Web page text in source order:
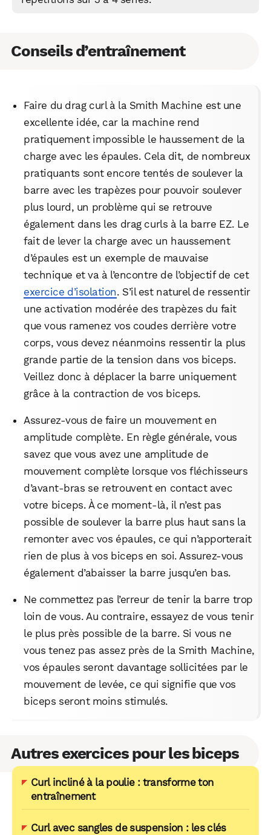
Conseils d’entraînement
Faire du drag curl à la Smith Machine est une
excellente idée, car la machine rend
pratiquement impossible le haussement de la
charge avec les épaules. Cela dit, de nombreux
pratiquants sont encore tentés de soulever la
barre avec les trapèzes pour pouvoir soulever
plus lourd, un problème qui se retrouve
également dans les drag curls à la barre EZ. Le
fait de lever la charge avec un haussement
d’épaules est un exemple de mauvaise
technique et va à l’encontre de l’objectif de cet
exercice d’isolation. S’il est naturel de ressentir
une activation modérée des trapèzes du fait
que vous ramenez vos coudes derrière votre
corps, vous devez néanmoins ressentir la plus
grande partie de la tension dans vos biceps.
Veillez donc à déplacer la barre uniquement
grâce à la contraction de vos biceps.
Assurez-vous de faire un mouvement en
amplitude complète. En règle générale, vous
savez que vous avez une amplitude de
mouvement complète lorsque vos fléchisseurs
d’avant-bras se retrouvent en contact avec
votre biceps. À ce moment-là, il n’est pas
possible de soulever la barre plus haut sans la
remonter avec vos épaules, ce qui n’apporterait
rien de plus à vos biceps en soi. Assurez-vous
également d’abaisser la barre jusqu’en bas.
Ne commettez pas l’erreur de tenir la barre trop
loin de vous. Au contraire, essayez de vous tenir
le plus près possible de la barre. Si vous ne
vous tenez pas assez près de la Smith Machine,
vos épaules seront davantage sollicitées par le
mouvement de levée, ce qui signifie que vos
biceps seront moins stimulés.
Autres exercices pour les biceps
Curl incliné à la poulie : transforme ton
entraînement
Curl avec sangles de suspension : les clés